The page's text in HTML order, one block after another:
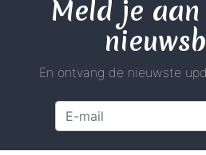
Meld je
En ontvang de nieuwste